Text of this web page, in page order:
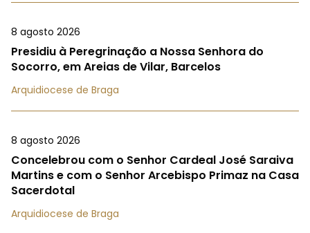
8 agosto 2026
Presidiu à Peregrinação a Nossa Senhora do
Socorro, em Areias de Vilar, Barcelos
Arquidiocese de Braga
8 agosto 2026
Concelebrou com o Senhor Cardeal José Saraiva
Martins e com o Senhor Arcebispo Primaz na Casa
Sacerdotal
Arquidiocese de Braga